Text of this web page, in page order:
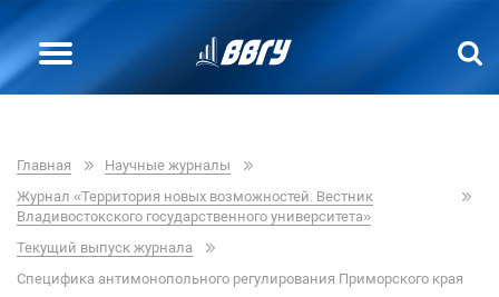
Главная
Научные журналы
Журнал «Территория новых возможностей. Вестник
Владивостокского государственного университета»
Текущий выпуск журнала
Специфика антимонопольного регулирования Приморского края